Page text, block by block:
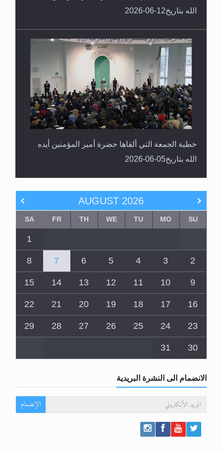
الله بتاريخ12-06-2026
خطبة الجمعة التي ألقاها حضرة أمير المؤمنين أيده
الله بتاريخ05-06-2026
AUGUST 2026
SU
MO
TU
WE
TH
FR
SA
1
2
3
4
5
6
7
8
9
10
11
12
13
14
15
16
17
18
19
20
21
22
23
24
25
26
27
28
29
30
31
الانضمام الى النشرة البريدية
الإنضمام